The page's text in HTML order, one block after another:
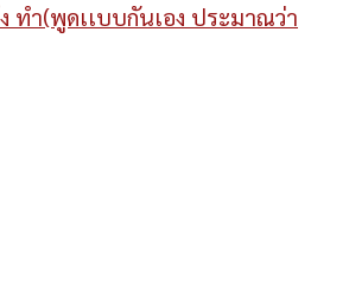
ทำ(พูดเเบบกันเอง ประมาณว่า